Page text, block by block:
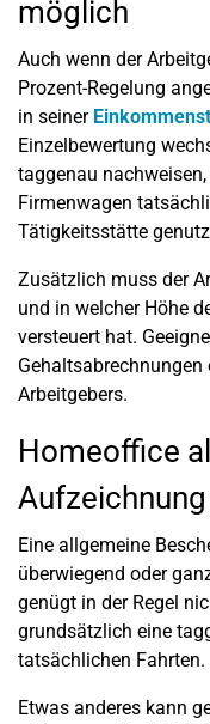
möglich
Auch wenn der
Prozent-Regelung
in seiner
Einzelbewertung
taggenau
Firmenwagen
Tätigkeitsstätte
Zusätzlich muss der
und in welcher Höhe
versteuert hat.
Arbeitgebers.
Homeoffice
Aufzeichnung
Eine allgemeine
überwiegend oder
genügt in der Regel
grundsätzlich eine
tatsächlichen Fahrten.
Etwas anderes kann